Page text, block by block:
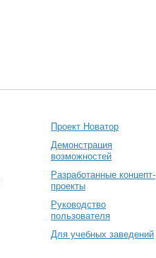
Проект Новатор
Демонстрация
возможностей
Разработанные концепт-
проекты
Руководство
пользователя
Для учебных заведений